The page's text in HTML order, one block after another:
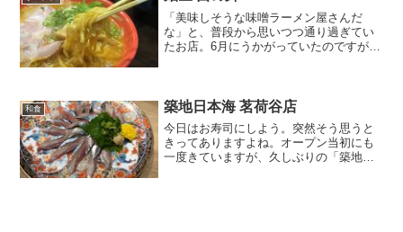
へ。選べるランチセットとい...
「美味しそうな味噌ラーメン屋さんだ
な」と、普段から思いつつ通り過ぎてい
たお店。6月にうかがっていたのですが、
る…。もう「炎の～～～」とは言...
和食 築地日本海 茗荷谷店
今日はお寿司にしよう。突然そう思うと
きってありますよね。オープン当初にも
一度きていますが、久しぶりの「築地日